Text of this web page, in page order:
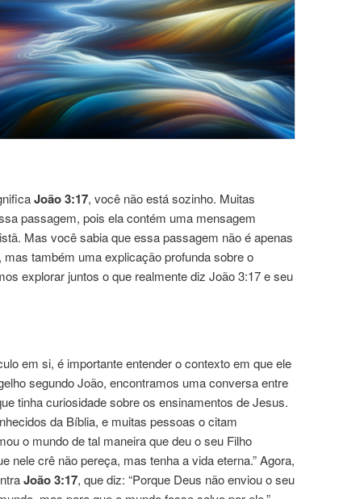
João 3:17, você não está sozinho. Muitas
passagem, pois ela contém uma mensagem
Mas você sabia que essa passagem não é apenas
também uma explicação profunda sobre o
explorar juntos o que realmente diz João 3:17 e seu
em si, é importante entender o contexto em que ele
segundo João, encontramos uma conversa entre
tinha curiosidade sobre os ensinamentos de Jesus.
da Bíblia, e muitas pessoas o citam
o mundo de tal maneira que deu o seu Filho
nele crê não pereça, mas tenha a vida eterna.” Agora,
João 3:17, que diz: “Porque Deus não enviou o seu